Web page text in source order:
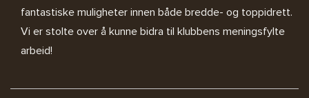
fantastiske muligheter innen både bredde- og toppidrett.
Vi er stolte over å kunne bidra til klubbens meningsfylte
arbeid!